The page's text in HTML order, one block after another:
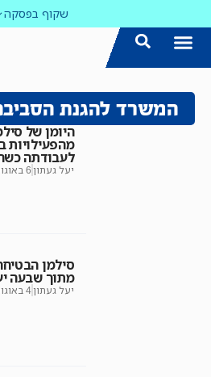
שקוף בפסקה
המשרד להגנת
מהפעילויות
לעבודתה
יעל געתון 6 באוגוסט 2026
סילמן
מתוך שבעה
יעל געתון4 באוגוסט 2026